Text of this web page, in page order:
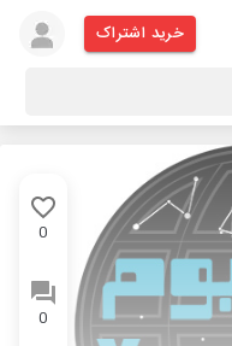
خرید اشتراک
0
0